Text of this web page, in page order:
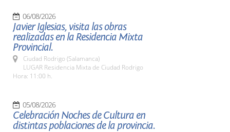
06/08/2026
Javier Iglesias, visita las obras
realizadas en la Residencia Mixta
Provincial.
Ciudad Rodrigo (Salamanca)
LUGAR Residencia Mixta de Ciudad Rodrigo
Hora: 11:00 h.
05/08/2026
Celebración Noches de Cultura en
distintas poblaciones de la provincia.